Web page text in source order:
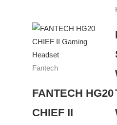
Fantech
FANTECH HG20
CHIEF II